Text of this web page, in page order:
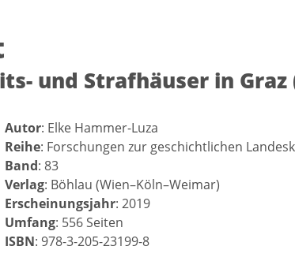
und Strafhäuser in Graz
Autor: Elke Hammer-Luza
Reihe: Forschungen zur geschichtlichen
Band: 83
Verlag: Böhlau (Wien–Köln–Weimar)
Erscheinungsjahr: 2019
Umfang: 556 Seiten
ISBN: 978-3-205-23199-8